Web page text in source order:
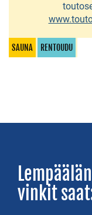
lomamökit
Villa
Nurmenhelmi
Villa
Villa
Vanaja
SAUNA RENTOUDU
vinkit